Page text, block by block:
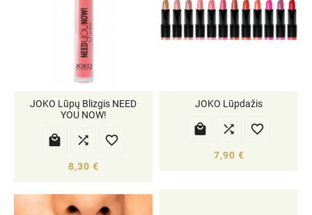
JOKO Lūpų Blizgis NEED
YOU NOW!
  
8,30 €
JOKO Lūpdažis
  
7,90 €